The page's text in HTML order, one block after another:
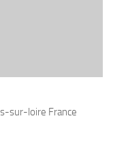
sur-loire France